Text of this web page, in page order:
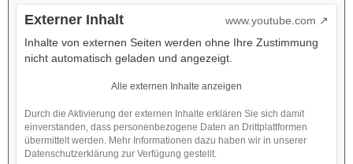
Externer Inhalt
www.youtube.com
Inhalte von externen Seiten werden ohne Ihre Zustimmung
nicht automatisch geladen und angezeigt.
Alle externen Inhalte anzeigen
Durch die Aktivierung der externen Inhalte erklären Sie sich damit
einverstanden, dass personenbezogene Daten an Drittplattformen
übermittelt werden. Mehr Informationen dazu haben wir in unserer
Datenschutzerklärung zur Verfügung gestellt.